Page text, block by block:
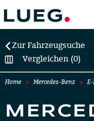
Zur Fahrzeugsuche
Vergleichen (0)
Home Mercedes-Benz